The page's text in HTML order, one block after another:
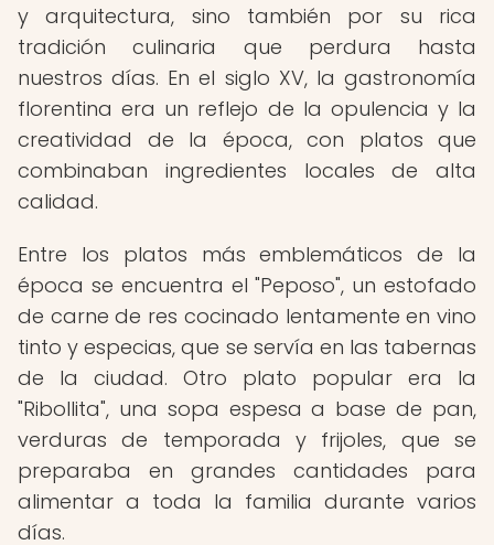
y arquitectura, sino también por su rica
tradición culinaria que perdura hasta
nuestros días. En el siglo XV, la gastronomía
florentina era un reflejo de la opulencia y la
creatividad de la época, con platos que
combinaban ingredientes locales de alta
calidad.
Entre los platos más emblemáticos de la
época se encuentra el "Peposo", un estofado
de carne de res cocinado lentamente en vino
tinto y especias, que se servía en las tabernas
de la ciudad. Otro plato popular era la
"Ribollita", una sopa espesa a base de pan,
verduras de temporada y frijoles, que se
preparaba en grandes cantidades para
alimentar a toda la familia durante varios
días.